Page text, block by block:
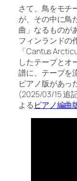
さて、鳥をモチ
が、その中に鳥
曲」なるものが
フィンランドの
「Cantus
したテープとオ
譜に、テープを
ピアノ版があっ
(2025/03/15 追
よる ピアノ編曲